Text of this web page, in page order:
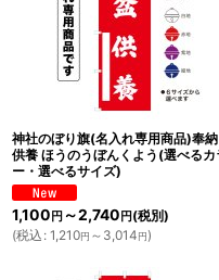
神社のぼり旗(名入れ専用商品)奉
供養 ほうのうぼんくよう(選べるカ
ー・選べるサイズ)
1,100 円 ～2,740 円 (税別)
(税込 : 1,210円 ～3,014円)